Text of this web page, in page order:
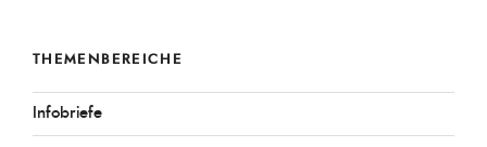
THEMENBEREICHE
Infobriefe